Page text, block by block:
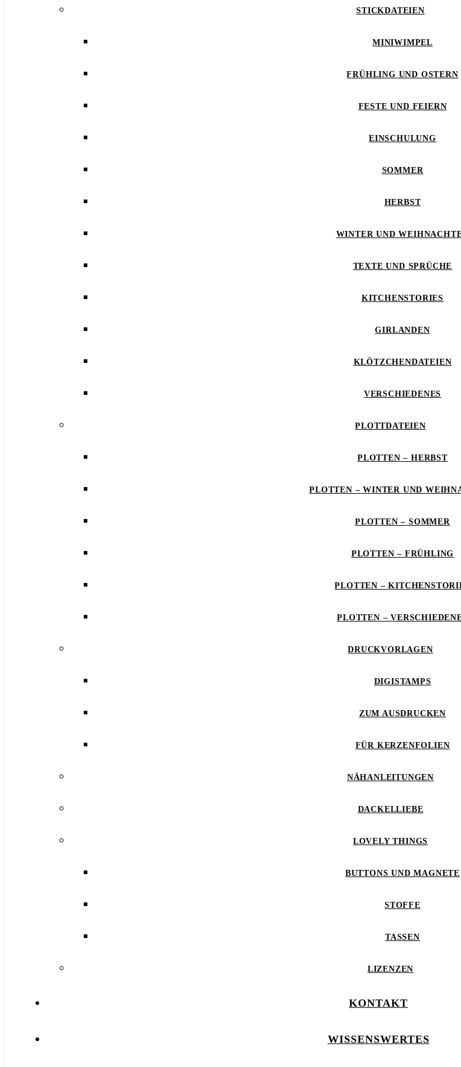
STICKDATEIEN
MINIWIMPEL
FRÜHLING UND OSTERN
FESTE UND FEIERN
EINSCHULUNG
SOMMER
HERBST
WINTER UND
TEXTE UND SPRÜCHE
KITCHENSTORIES
GIRLANDEN
KLÖTZCHENDATEIEN
VERSCHIEDENES
PLOTTDATEIEN
PLOTTEN – HERBST
PLOTTEN – WINTER UND
PLOTTEN – SOMMER
PLOTTEN – FRÜHLING
PLOTTEN –
PLOTTEN –
DRUCKVORLAGEN
DIGISTAMPS
ZUM AUSDRUCKEN
FÜR KERZENFOLIEN
NÄHANLEITUNGEN
DACKELLIEBE
LOVELY THINGS
BUTTONS UND MAGNETE
STOFFE
TASSEN
LIZENZEN
KONTAKT
WISSENSWERTES